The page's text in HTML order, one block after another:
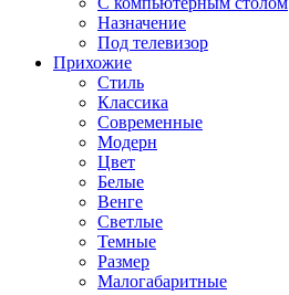
Назначение
Под телевизор
Прихожие
Стиль
Классика
Современные
Модерн
Цвет
Белые
Венге
Светлые
Темные
Размер
Малогабаритные